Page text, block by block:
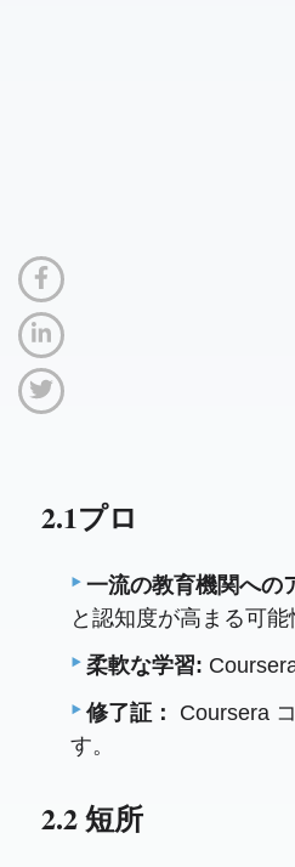
2.1プロ
一流の教育機関への
と認知度が高まる可能
柔軟な学習:
修了証：
Coursera
す。
2.2 短所